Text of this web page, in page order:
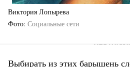
Виктория Лопырева
Фото Социальные сети
Выбирать из этих барышень